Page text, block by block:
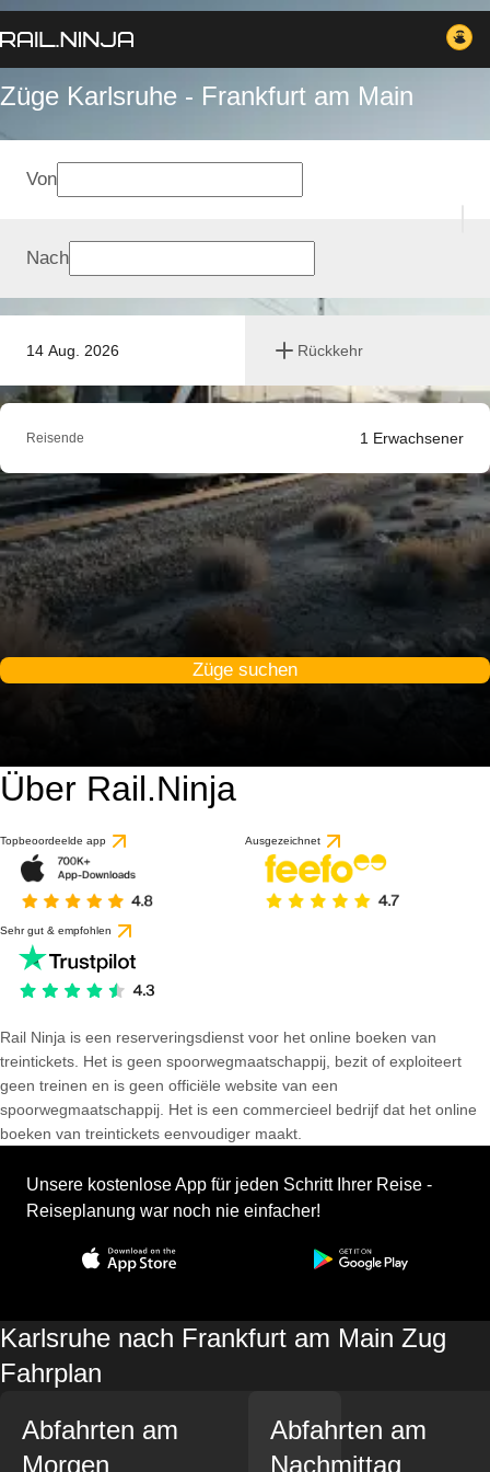
Züge Karlsruhe - Frankfurt am Main
14 Aug. 2026 Rückkehr
Von
Nach
Reisende 1 Erwachsener
Züge suchen
Über Rail.Ninja
Topbeoordeelde app Ausgezeichnet
Sehr gut & empfohlen
Rail Ninja is een reserveringsdienst voor het online boeken van
treintickets. Het is geen spoorwegmaatschappij, bezit of exploiteert
geen treinen en is geen officiële website van een
spoorwegmaatschappij. Het is een commercieel bedrijf dat het online
boeken van treintickets eenvoudiger maakt.
Unsere kostenlose App für jeden Schritt Ihrer Reise -
Reiseplanung war noch nie einfacher!
Karlsruhe nach Frankfurt am Main Zug
Fahrplan
Abfahrten am
Morgen
Abfahrten am
Nachmittag